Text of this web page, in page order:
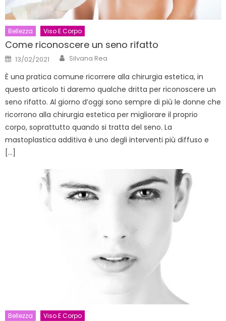
Bellezza Viso E Corpo
Come riconoscere un seno rifatto
Posted
on
13/02/2021 Author
Silvana Rea
È una pratica comune ricorrere alla chirurgia estetica, in
questo articolo ti daremo qualche dritta per riconoscere un
seno rifatto. Al giorno d’oggi sono sempre di più le donne che
ricorrono alla chirurgia estetica per migliorare il proprio
corpo, soprattutto quando si tratta del seno. La
mastoplastica additiva è uno degli interventi più diffuso e
[…]
Bellezza Viso E Corpo